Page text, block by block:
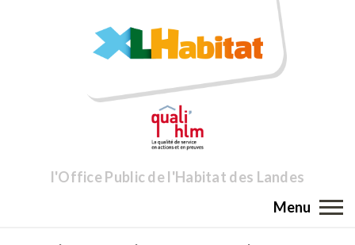
l'Office Public de l'Habitat des Landes
Menu